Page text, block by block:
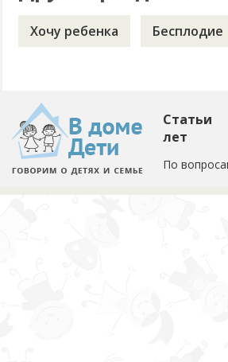
Хочу ребенка Бесплодие
Статьи
лет
По